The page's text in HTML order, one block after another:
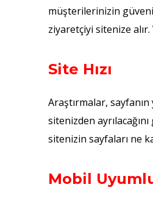
müşterilerinizin
ziyaretçiyi sitenize
Site Hızı
Araştırmalar,
sitenizden
sitenizin sayfaları ne
Mobil